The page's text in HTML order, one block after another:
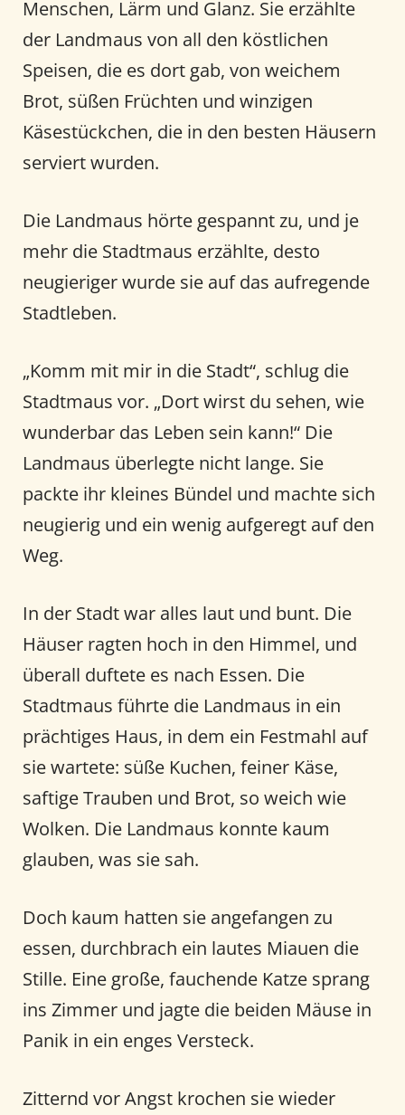
Menschen, Lärm und Glanz. Sie erzählte
der Landmaus von all den köstlichen
Speisen, die es dort gab, von weichem
Brot, süßen Früchten und winzigen
Käsestückchen, die in den besten Häusern
serviert wurden.
Die Landmaus hörte gespannt zu, und je
mehr die Stadtmaus erzählte, desto
neugieriger wurde sie auf das aufregende
Stadtleben.
„Komm mit mir in die Stadt“, schlug die
Stadtmaus vor. „Dort wirst du sehen, wie
wunderbar das Leben sein kann!“ Die
Landmaus überlegte nicht lange. Sie
packte ihr kleines Bündel und machte sich
neugierig und ein wenig aufgeregt auf den
Weg.
In der Stadt war alles laut und bunt. Die
Häuser ragten hoch in den Himmel, und
überall duftete es nach Essen. Die
Stadtmaus führte die Landmaus in ein
prächtiges Haus, in dem ein Festmahl auf
sie wartete: süße Kuchen, feiner Käse,
saftige Trauben und Brot, so weich wie
Wolken. Die Landmaus konnte kaum
glauben, was sie sah.
Doch kaum hatten sie angefangen zu
essen, durchbrach ein lautes Miauen die
Stille. Eine große, fauchende Katze sprang
ins Zimmer und jagte die beiden Mäuse in
Panik in ein enges Versteck.
Zitternd vor Angst krochen sie wieder